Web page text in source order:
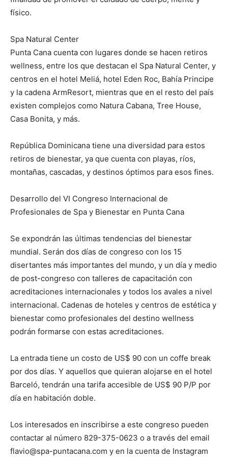
físico.
Spa Natural Center
Punta Cana cuenta con lugares donde se hacen retiros
wellness, entre los que destacan el Spa Natural Center, y
centros en el hotel Meliá, hotel Eden Roc, Bahía Principe
y la cadena ArmResort, mientras que en el resto del país
existen complejos como Natura Cabana, Tree House,
Casa Bonita, y más.
República Dominicana tiene una diversidad para estos
retiros de bienestar, ya que cuenta con playas, ríos,
montañas, cascadas, y destinos óptimos para esos fines.
Desarrollo del VI Congreso Internacional de
Profesionales de Spa y Bienestar en Punta Cana
Se expondrán las últimas tendencias del bienestar
mundial. Serán dos días de congreso con los 15
disertantes más importantes del mundo, y un día y medio
de post-congreso con talleres de capacitación con
acreditaciones internacionales y todos los avales a nivel
internacional. Cadenas de hoteles y centros de estética y
bienestar como profesionales del destino wellness
podrán formarse con estas acreditaciones.
La entrada tiene un costo de US$ 90 con un coffe break
por dos días. Y aquellos que quieran alojarse en el hotel
Barceló, tendrán una tarifa accesible de US$ 90 P/P por
día en habitación doble.
Los interesados en inscribirse a este congreso pueden
contactar al número 829-375-0623 o a través del email
flavio@spa-puntacana.com y en la cuenta de Instagram